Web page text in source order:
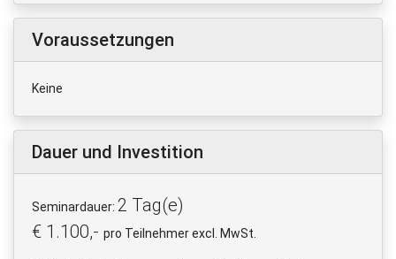
Voraussetzungen
Keine
Dauer und Investition
Seminardauer: 2 Tag(e)
€ 1.100,- pro Teilnehmer excl. MwSt.